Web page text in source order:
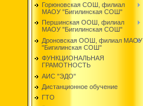
Горюновская СОШ, филиал
МАОУ "Бигилинская СОШ"
Першинская ООШ, филиал
МАОУ "Бигилинская СОШ"
Дроновская ООШ, филиал МАОУ
"Бигилинская СОШ"
ФУНКЦИОНАЛЬНАЯ
ГРАМОТНОСТЬ
АИС "ЭДО"
Дистанционное обучение
ГТО